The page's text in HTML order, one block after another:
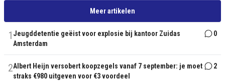
Meer artikelen
1 Jeugddetentie geëist voor explosie bij kantoor Zuidas
Amsterdam
0
2Albert Heijn versobert koopzegels vanaf 7 september: je moet
straks €980 uitgeven voor €3 voordeel
2